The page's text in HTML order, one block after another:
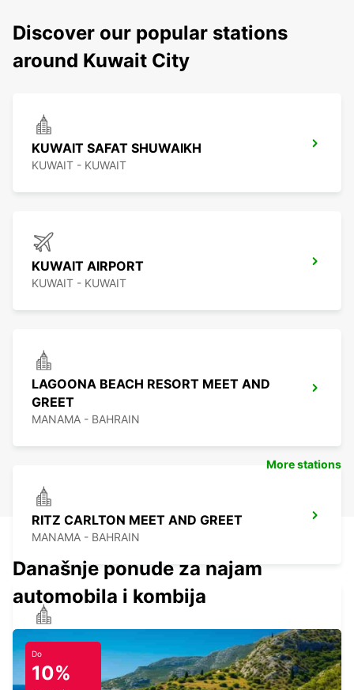
Discover our popular stations
around Kuwait City
KUWAIT SAFAT SHUWAIKH
KUWAIT - KUWAIT
KUWAIT AIRPORT
KUWAIT - KUWAIT
LAGOONA BEACH RESORT MEET AND
GREET
MANAMA - BAHRAIN
RITZ CARLTON MEET AND GREET
MANAMA - BAHRAIN
ROYAL SARAH RESORT MEET AND
GREET
MANAMA - BAHRAIN
More stations
Današnje ponude za najam
automobila i kombija
Do
10%